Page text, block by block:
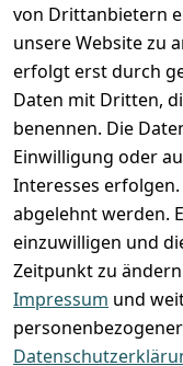
von Drittanbietern
unsere Website zu
erfolgt erst durch
Daten mit Dritten,
benennen. Die
Einwilligung oder
Interesses
abgelehnt werden.
einzuwilligen und
Zeitpunkt zu
Impressum und